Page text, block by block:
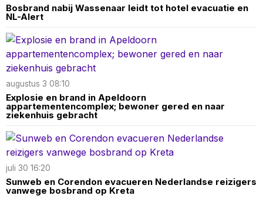
Bosbrand nabij Wassenaar leidt tot hotel evacuatie en
NL-Alert
augustus 3 08:10
Explosie en brand in Apeldoorn
appartementencomplex; bewoner gered en naar
ziekenhuis gebracht
juli 30 16:20
Sunweb en Corendon evacueren Nederlandse reizigers
vanwege bosbrand op Kreta